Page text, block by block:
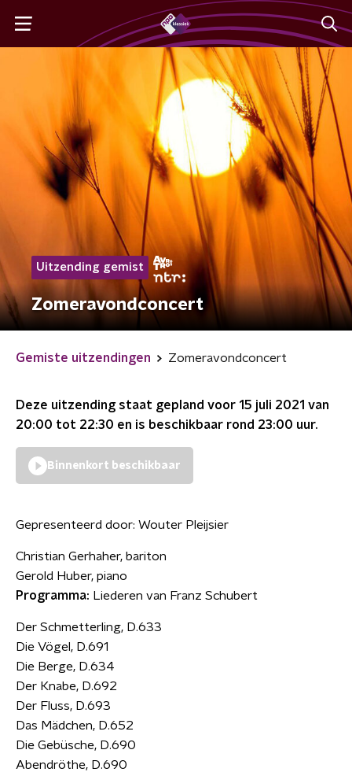
Uitzending gemist
Zomeravondconcert
Gemiste uitzendingen Zomeravondconcert
Deze uitzending staat gepland voor 15 juli 2021 van
20:00 tot 22:30 en is beschikbaar rond 23:00 uur.
Binnenkort beschikbaar
Gepresenteerd door: Wouter Pleijsier
Christian Gerhaher, bariton
Gerold Huber, piano
Programma: Liederen van Franz Schubert
Der Schmetterling, D.633
Die Vögel, D.691
Die Berge, D.634
Der Knabe, D.692
Der Fluss, D.693
Das Mädchen, D.652
Die Gebüsche, D.690
Abendröthe, D.690